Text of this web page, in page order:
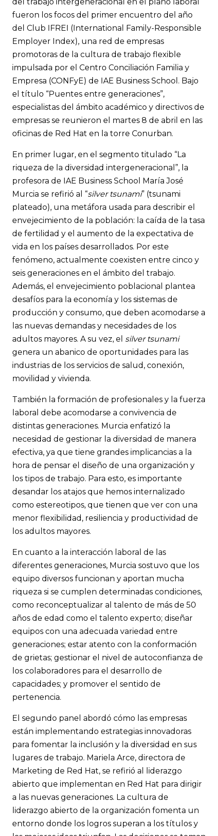
Business School.
fueron los focos del primer encuentro del año
del Club IFREI (International Family-Responsible
Employer Index), una red de empresas
promotoras de la cultura de trabajo flexible
impulsada por el Centro Conciliación Familia y
Empresa (CONFyE) de IAE Business School. Bajo
el título “Puentes entre generaciones”,
especialistas del ámbito académico y directivos de
empresas se reunieron el martes 8 de abril en las
oficinas de Red Hat en la torre Conurban.
En primer lugar, en el segmento titulado “La
riqueza de la diversidad intergeneracional”, la
profesora de IAE Business School María José
Murcia se refirió al “silver tsunami” (tsunami
plateado), una metáfora usada para describir el
envejecimiento de la población: la caída de la tasa
de fertilidad y el aumento de la expectativa de
vida en los países desarrollados. Por este
fenómeno, actualmente coexisten entre cinco y
seis generaciones en el ámbito del trabajo.
Además, el envejecimiento poblacional plantea
desafíos para la economía y los sistemas de
producción y consumo, que deben acomodarse a
las nuevas demandas y necesidades de los
adultos mayores. A su vez, el silver tsunami
genera un abanico de oportunidades para las
industrias de los servicios de salud, conexión,
movilidad y vivienda.
También la formación de profesionales y la fuerza
laboral debe acomodarse a convivencia de
distintas generaciones. Murcia enfatizó la
necesidad de gestionar la diversidad de manera
efectiva, ya que tiene grandes implicancias a la
hora de pensar el diseño de una organización y
los tipos de trabajo. Para esto, es importante
desandar los atajos que hemos internalizado
como estereotipos, que tienen que ver con una
menor flexibilidad, resiliencia y productividad de
los adultos mayores.
En cuanto a la interacción laboral de las
diferentes generaciones, Murcia sostuvo que los
equipo diversos funcionan y aportan mucha
riqueza si se cumplen determinadas condiciones,
como reconceptualizar al talento de más de 50
años de edad como el talento experto; diseñar
equipos con una adecuada variedad entre
generaciones; estar atento con la conformación
de grietas; gestionar el nivel de autoconfianza de
los colaboradores para el desarrollo de
capacidades; y promover el sentido de
pertenencia.
El segundo panel abordó cómo las empresas
están implementando estrategias innovadoras
para fomentar la inclusión y la diversidad en sus
lugares de trabajo. Mariela Arce, directora de
Marketing de Red Hat, se refirió al liderazgo
abierto que implementan en Red Hat para dirigir
a las nuevas generaciones. La cultura de
liderazgo abierto de la organización fomenta un
entorno donde los logros superan a los títulos y